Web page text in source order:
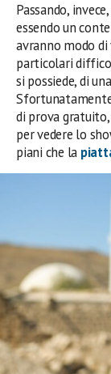
Passando,
essendo un
avranno modo di
particolari
si possiede, di
di prova
per vedere lo
piani che la